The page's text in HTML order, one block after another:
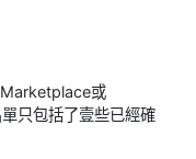
Marketplace或
只包括了壹些已經確